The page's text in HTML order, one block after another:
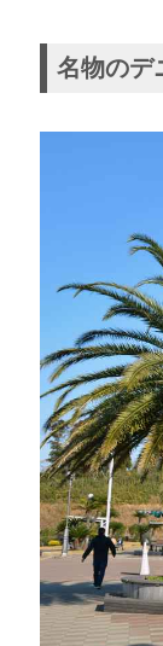
名物のデ